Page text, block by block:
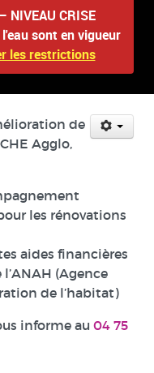
NIVEAU CRISE
sont en vigueur
les restrictions
de
Agglo,
les rénovations
aides financières
(Agence
de l’habitat)
informe au 04 75